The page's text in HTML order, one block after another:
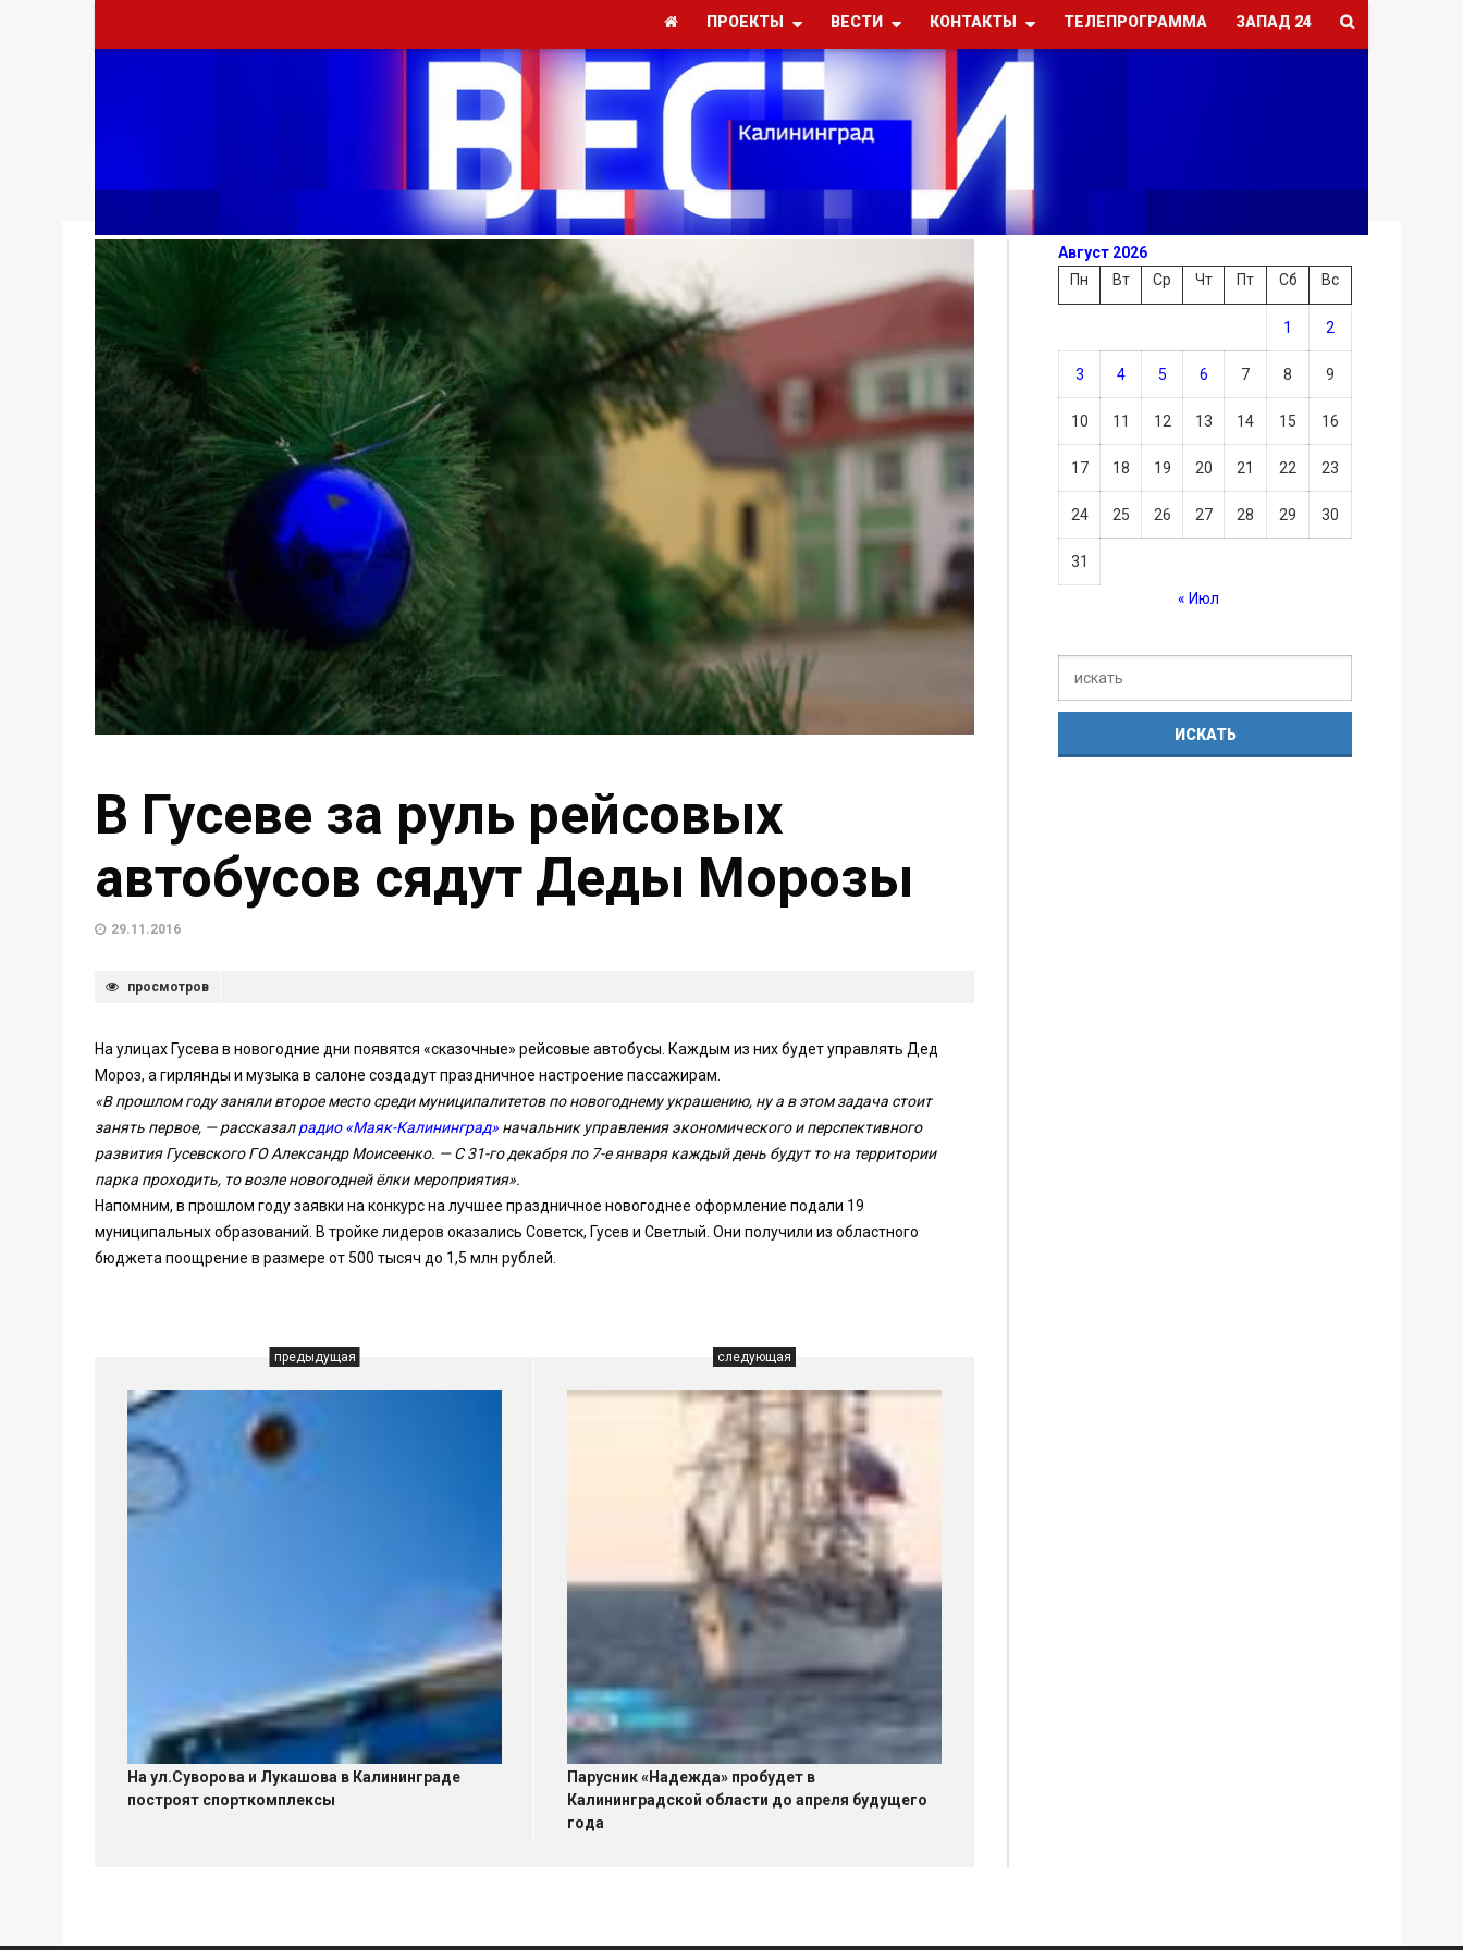
ПРОЕКТЫ ВЕСТИ КОНТАКТЫ ТЕЛЕПРОГРАММА ЗАПАД 24
В Гусеве за руль рейсовых
автобусов сядут Деды Морозы
29.11.2016
просмотров
На улицах Гусева в новогодние дни появятся «сказочные» рейсовые автобусы. Каждым из них будет управлять Дед
Мороз, а гирлянды и музыка в салоне создадут праздничное настроение пассажирам.
«В прошлом году заняли второе место среди муниципалитетов по новогоднему украшению, ну а в этом задача стоит
занять первое, — рассказалрадио «Маяк-Калининград» начальник управления экономического и перспективного
развития Гусевского ГО Александр Моисеенко. — С 31-го декабря по 7-е января каждый день будут то на территории
парка проходить, то возле новогодней ёлки мероприятия».
Напомним, в прошлом году заявки на конкурс на лучшее праздничное новогоднее оформление подали 19
муниципальных образований. В тройке лидеров оказались Советск, Гусев и Светлый. Они получили из областного
бюджета поощрение в размере от 500 тысяч до 1,5 млн рублей.
предыдущая
На ул.Суворова и Лукашова в Калининграде
построят спорткомплексы
следующая
Парусник «Надежда» пробудет в
Калининградской области до апреля будущего
года
Август 2026
Пн
Вт Ср Чт Пт Сб Вс
1 2
3 4 5 6 7 8 9
10 11 12 13 14 15 16
17 18 19 20 21 22 23
24 25 26 27 28 29 30
31
« Июл